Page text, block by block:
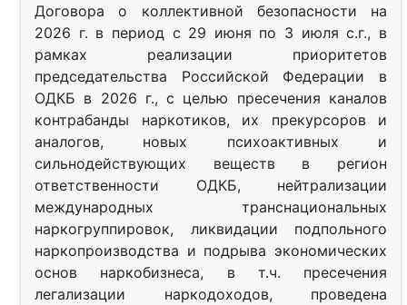
Договора о коллективной безопасности на
2026 г. в период с 29 июня по 3 июля с.г., в
рамках реализации приоритетов
председательства Российской Федерации в
ОДКБ в 2026 г., с целью пресечения каналов
контрабанды наркотиков, их прекурсоров и
аналогов, новых психоактивных и
сильнодействующих веществ в регион
ответственности ОДКБ, нейтрализации
международных транснациональных
наркогруппировок, ликвидации подпольного
наркопроизводства и подрыва экономических
основ наркобизнеса, в т.ч. пресечения
легализации наркодоходов, проведена